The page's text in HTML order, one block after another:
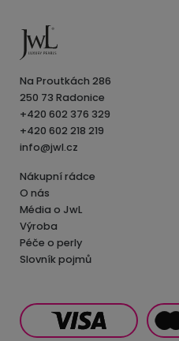
Na Proutkách 286
250 73 Radonice
+420 602 376 329
+420 602 218 219
info@jwl.cz
Nákupní rádce
O nás
Média o JwL
Výroba
Péče o perly
Slovník pojmů